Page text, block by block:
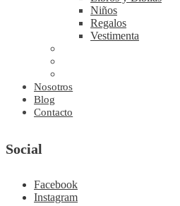
Niños
Regalos
Vestimenta
Nosotros
Blog
Contacto
Social
Facebook
Instagram